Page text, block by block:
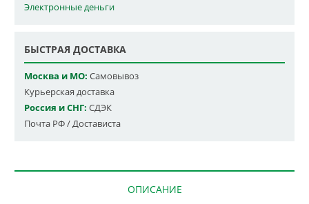
Электронные деньги
БЫСТРАЯ ДОСТАВКА
Москва и МО: Самовывоз
Курьерская доставка
Россия и СНГ: СДЭК
Почта РФ / Достависта
ОПИСАНИЕ